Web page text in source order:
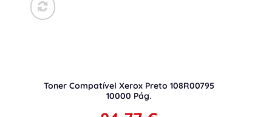
Toner Compatível Xerox Preto 108R00795
10000 Pág.